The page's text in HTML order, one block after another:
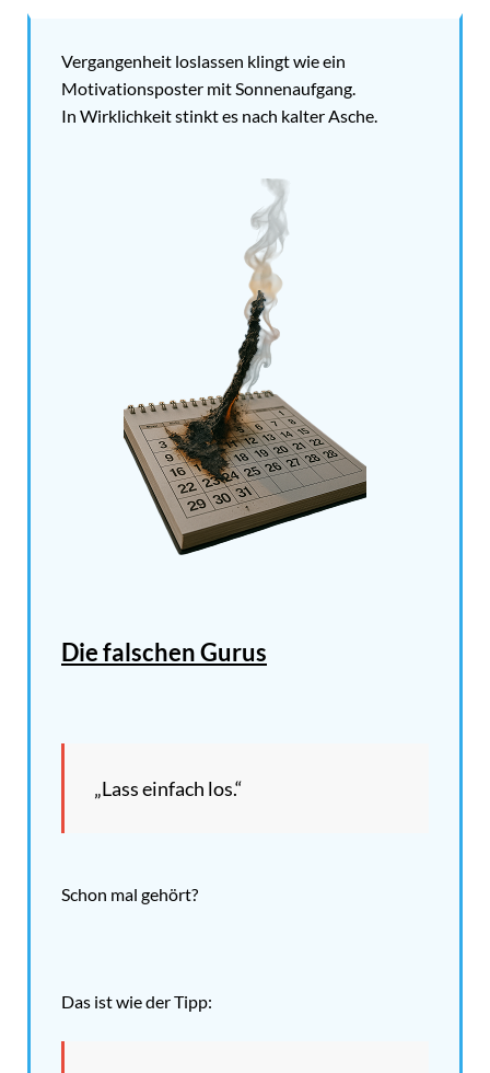
Vergangenheit loslassen klingt wie ein
Motivationsposter mit Sonnenaufgang.
In Wirklichkeit stinkt es nach kalter Asche.
Die falschen Gurus
„Lass einfach los.“
Schon mal gehört?
Das ist wie der Tipp: